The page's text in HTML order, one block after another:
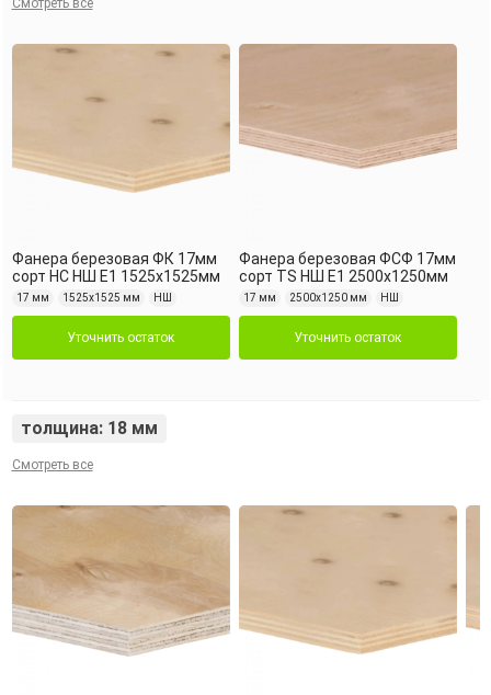
Смотреть все
Фанера березовая ФК 17мм
сорт НС НШ Е1 1525х1525мм
17 мм 1525х1525 мм НШ
Уточнить остаток
Фанера березовая ФСФ 17мм
сорт TS НШ Е1 2500х1250мм
17 мм 2500х1250 мм НШ
Уточнить остаток
толщина: 18 мм
Смотреть все